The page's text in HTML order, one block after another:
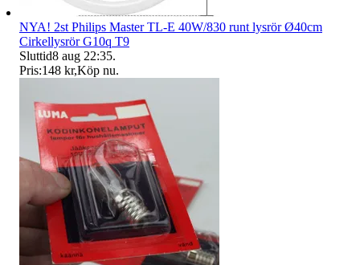
NYA! 2st Philips Master TL-E 40W/830 runt lysrör Ø40cm
Cirkellysrör G10q T9
Sluttid8 aug 22:35.
Pris:148 kr,Köp nu.